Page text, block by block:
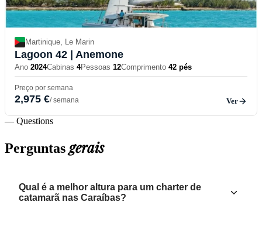
Martinique, Le Marin
Lagoon 42 | Anemone
Ano 2024Cabinas 4Pessoas 12Comprimento 42 pés
Preço por semana
2,975 €/ semana Ver
— Questions
Perguntasgerais
Qual é a melhor altura para um charter de
catamarã nas Caraíbas?